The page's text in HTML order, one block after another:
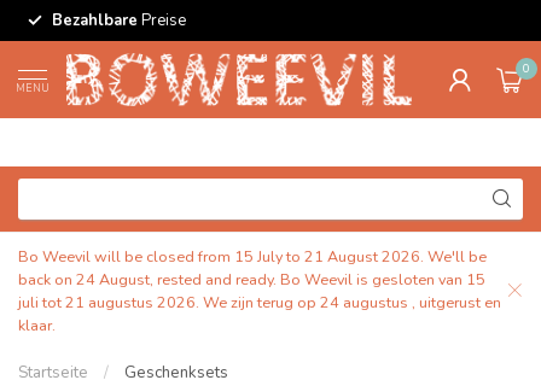
Bezahlbare Preise
MENU
0
Bo Weevil will be closed from 15 July to 21 August 2026. We'll be
back on 24 August, rested and ready. Bo Weevil is gesloten van 15
juli tot 21 augustus 2026. We zijn terug op 24 augustus , uitgerust en
klaar.
Startseite / Geschenksets